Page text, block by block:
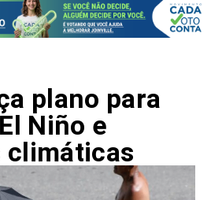
plano para
Niño e
climáticas